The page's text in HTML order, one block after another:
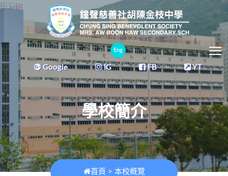
Eng
Google IG FB YT
學校簡介
首頁 > 本校概覽